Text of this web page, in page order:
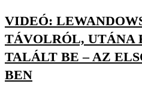
VIDEÓ:
TÁVOLRÓL, UTÁNA
TALÁLT BE – AZ
BEN